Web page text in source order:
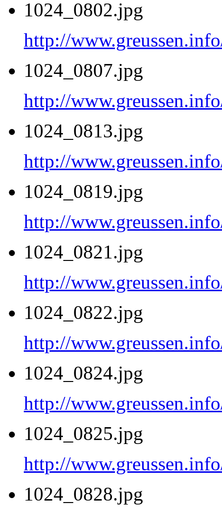
1024_0802.jpg
http://
1024_0807.jpg
http://
1024_0813.jpg
http://
1024_0819.jpg
http://
1024_0821.jpg
http://
1024_0822.jpg
http://
1024_0824.jpg
http://
1024_0825.jpg
http://
1024_0828.jpg